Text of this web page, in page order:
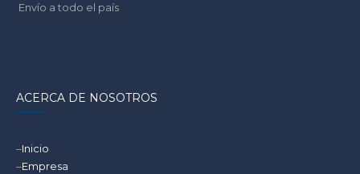
Envío a todo el país
ACERCA DE NOSOTROS
–Inicio
–Empresa